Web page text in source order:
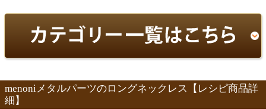
menoniメタルパーツのロングネックレス【レシピ商品詳
細】